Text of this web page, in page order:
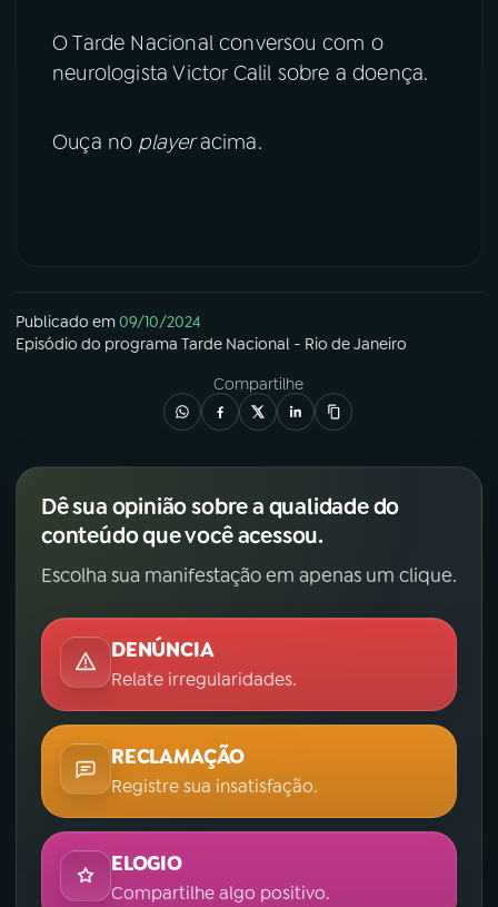
TikTok
O Tarde Nacional conversou com o
neurologista Victor Calil sobre a doença.
Ouça no playeracima.
Publicado em09/10/2024
Episódio do programa Tarde Nacional - Rio de Janeiro
Compartilhe
Dê sua opinião sobre a qualidade do
conteúdo que você acessou.
Escolha sua manifestação em apenas um clique.
DENÚNCIA
Relate irregularidades.
RECLAMAÇÃO
Registre sua insatisfação.
ELOGIO
Compartilhe algo positivo.